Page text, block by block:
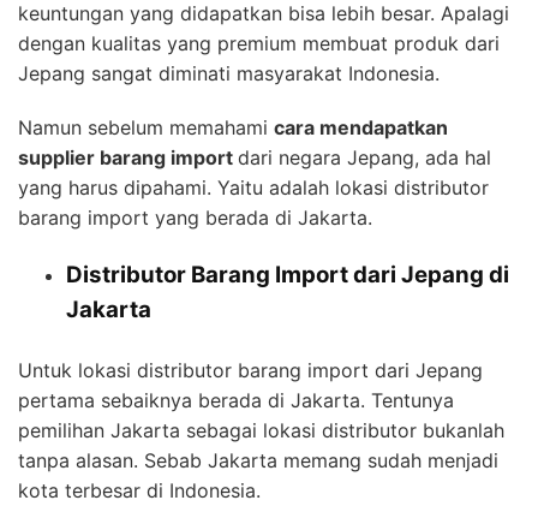
keuntungan yang didapatkan bisa lebih besar. Apalagi
dengan kualitas yang premium membuat produk dari
Jepang sangat diminati masyarakat Indonesia.
Namun sebelum memahami cara mendapatkan
supplier barang import dari negara Jepang, ada hal
yang harus dipahami. Yaitu adalah lokasi distributor
barang import yang berada di Jakarta.
Distributor Barang Import dari Jepang di
Jakarta
Untuk lokasi distributor barang import dari Jepang
pertama sebaiknya berada di Jakarta. Tentunya
pemilihan Jakarta sebagai lokasi distributor bukanlah
tanpa alasan. Sebab Jakarta memang sudah menjadi
kota terbesar di Indonesia.